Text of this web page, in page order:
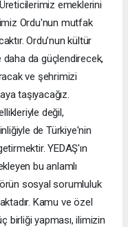
emeklerini
Ordu'nun mutfak
Ordu’nun kültür
da güçlendirecek,
ve şehrimizi
taşıyacağız.
değil,
de Türkiye'nin
YEDAŞ'ın
bu anlamlı
sosyal sorumluluk
Kamu ve özel
birliği yapması, ilimizin